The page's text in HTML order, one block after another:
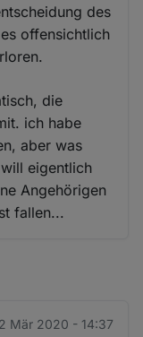
des
offensichtlich
die
ich habe
aber was
eigentlich
Angehörigen
fallen...
Mär 2020 - 14:37